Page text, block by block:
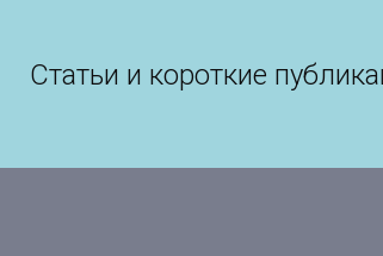
Статьи и короткие